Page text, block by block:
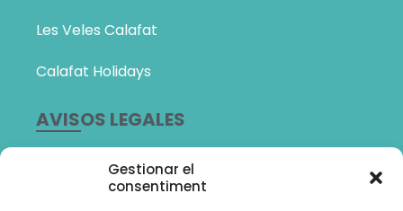
Gestionar el
consentiment
Les Veles Calafat
Calafat Holidays
AVISOS LEGALES
Política de Privacidad
Política de cookies (UE)